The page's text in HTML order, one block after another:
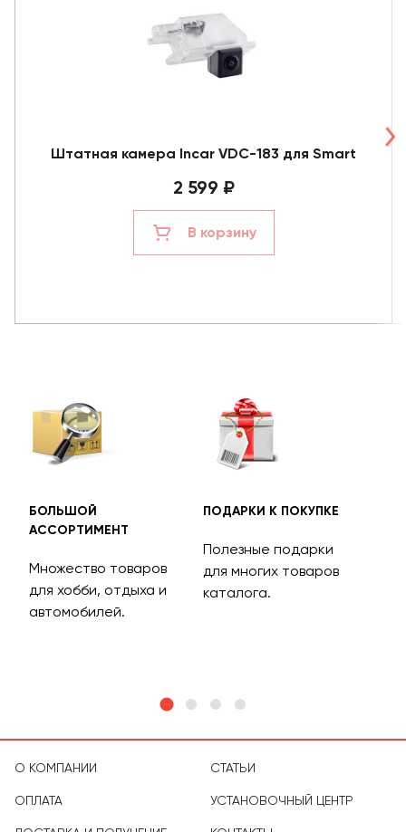
Штатная камера Incar VDC-183 для Smart
2 599 ₽
В корзину
БОЛЬШОЙ
АССОРТИМЕНТ
Множество товаров
для хобби, отдыха и
автомобилей.
ПОДАРКИ К ПОКУПКЕ
Полезные подарки
для многих товаров
каталога.
О КОМПАНИИ
ОПЛАТА
СТАТЬИ
УСТАНОВОЧНЫЙ ЦЕНТР